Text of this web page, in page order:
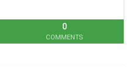
0
COMMENTS